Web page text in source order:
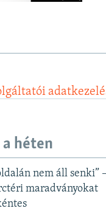
héten
nem áll senki” –
maradványokat